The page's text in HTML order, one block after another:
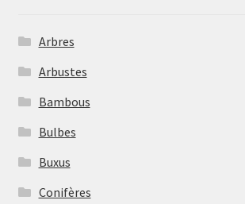
Arbres
Arbustes
Bambous
Bulbes
Buxus
Conifères